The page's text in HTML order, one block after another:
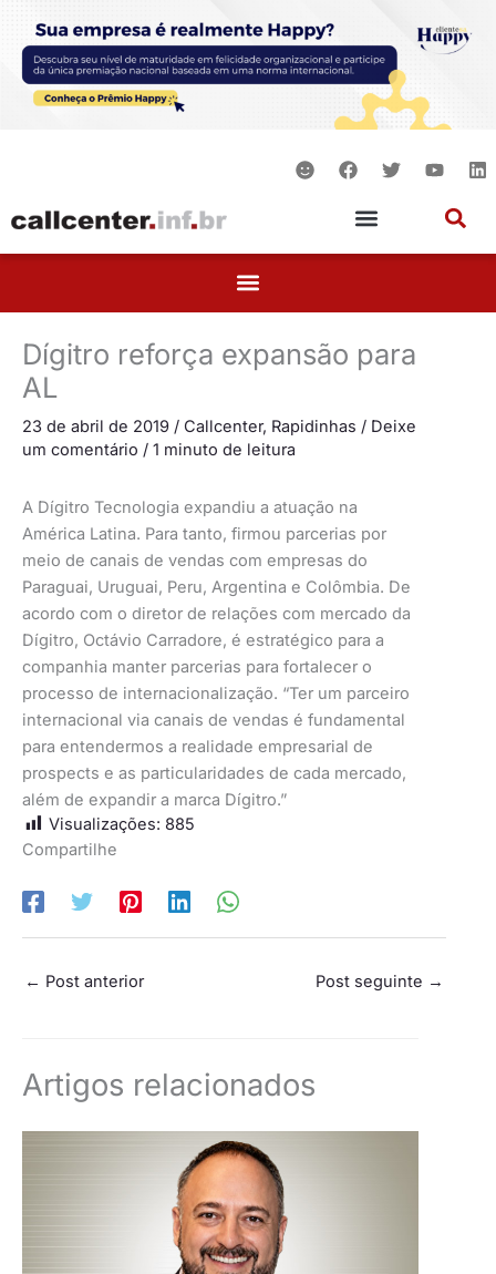
conteúdo
S
m
F
a
e
b
o
T
w
e
Y
o
b
L
i
d
Dígitro reforça expansão para
AL
23 de abril de 2019 / Callcenter, Rapidinhas / Deixe
um comentário / 1 minuto de leitura
A Dígitro Tecnologia expandiu a atuação na
América Latina. Para tanto, firmou parcerias por
meio de canais de vendas com empresas do
Paraguai, Uruguai, Peru, Argentina e Colômbia. De
acordo com o diretor de relações com mercado da
Dígitro, Octávio Carradore, é estratégico para a
companhia manter parcerias para fortalecer o
processo de internacionalização. “Ter um parceiro
internacional via canais de vendas é fundamental
para entendermos a realidade empresarial de
prospects e as particularidades de cada mercado,
além de expandir a marca Dígitro.”
Visualizações: 885
Compartilhe
← Post anterior Post seguinte →
Artigos relacionados